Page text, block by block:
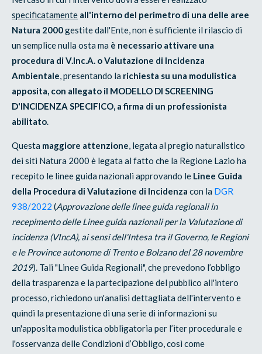
specificatamente all'interno del perimetro di una delle aree
Natura 2000gestite dall'Ente, non è sufficiente il rilascio di
un semplice nulla osta ma è necessario attivare una
procedura di V.Inc.A. o Valutazione di Incidenza
Ambientale, presentando la richiesta su una modulistica
apposita, con allegato il MODELLO DI SCREENING
D'INCIDENZA SPECIFICO, a firma di un professionista
abilitato.
Questa maggiore attenzione, legata al pregio naturalistico
dei siti Natura 2000 è legata al fatto che la Regione Lazio ha
recepito le linee guida nazionali approvando le Linee Guida
della Procedura di Valutazione di Incidenza con la DGR
938/2022 (Approvazione delle linee guida regionali in
recepimento delle Linee guida nazionali per la Valutazione di
incidenza (VIncA), ai sensi dell'Intesa tra il Governo, le Regioni
e le Province autonome di Trento e Bolzano del 28 novembre
2019). Tali "Linee Guida Regionali", che prevedono l’obbligo
della trasparenza e la partecipazione del pubblico all'intero
processo, richiedono un'analisi dettagliata dell'intervento e
quindi la presentazione di una serie di informazioni su
un'apposita modulistica obbligatoria per l’iter procedurale e
l'osservanza delle Condizioni d’Obbligo, così come